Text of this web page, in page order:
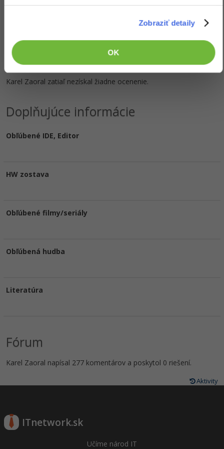
Zobraziť detaily
OK
Ocenenie
Karel Zaoral zatiaľ nezískal žiadne ocenenie.
Doplňujúce informácie
Obľúbené IDE, Editor
HW zostava
Obľúbené filmy/seriály
Obľúbená hudba
Literatúra
Fórum
Karel Zaoral napísal 277 komentárov a poskytol 0 riešení.
Aktivity
ITnetwork.sk
Učíme národ IT